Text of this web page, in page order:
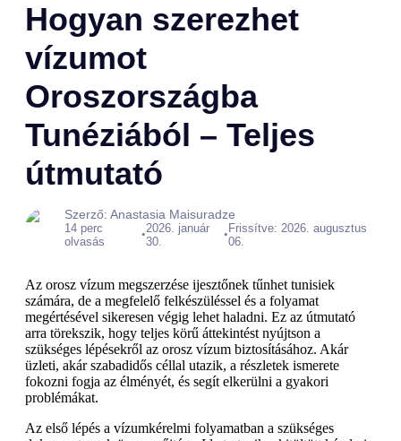
Hogyan szerezhet
vízumot
Oroszországba
Tunéziából – Teljes
útmutató
Szerző: Anastasia Maisuradze
14 perc
olvasás
•2026. január
30.
• Frissítve: 2026. augusztus
06.
Az orosz vízum megszerzése ijesztőnek tűnhet tunisiek
számára, de a megfelelő felkészüléssel és a folyamat
megértésével sikeresen végig lehet haladni. Ez az útmutató
arra törekszik, hogy teljes körű áttekintést nyújtson a
szükséges lépésekről az orosz vízum biztosításához. Akár
üzleti, akár szabadidős céllal utazik, a részletek ismerete
fokozni fogja az élményét, és segít elkerülni a gyakori
problémákat.
Az első lépés a vízumkérelmi folyamatban a szükséges